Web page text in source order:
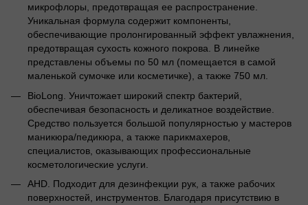
микрофлоры, предотвращая ее распространение.
Уникальная формула содержит компоненты,
обеспечивающие пролонгированный эффект увлажнения,
предотвращая сухость кожного покрова. В линейке
представлены объемы по 50 мл (помещается в самой
маленькой сумочке или косметичке), а также 750 мл.
BioLong. Уничтожает широкий спектр бактерий,
обеспечивая безопасность и деликатное воздействие.
Средство пользуется большой популярностью у мастеров
маникюра/педикюра, а также парикмахеров,
специалистов, оказывающих профессиональные
косметологические услуги.
AHD. Подходит для дезинфекции рук, а также рабочих
поверхностей, инструментов. Благодаря присутствию в